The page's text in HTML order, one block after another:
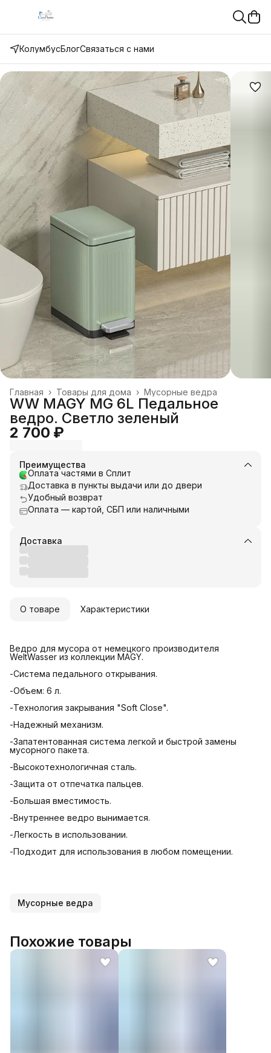
КолумбусБлогСвязаться с нами
Мусорные ведра
Товары для дома ›
Главная ›
WW MAGY MG 6L Педальное
ведро. Светло зеленый
2 700 ₽
Преимущества
Оплата частями в Сплит
Доставка в пункты выдачи или до двери
Удобный возврат
Оплата — картой, СБП или наличными
Доставка
О товаре Характеристики
Ведро для мусора от немецкого производителя
WeltWasser из коллекции MAGY.
-Система педального открывания.
-Объем: 6 л.
-Технология закрывания "Soft Close".
-Надежный механизм.
-Запатентованная система легкой и быстрой замены
мусорного пакета.
-Высокотехнологичная сталь.
-Защита от отпечатка пальцев.
-Большая вместимость.
-Внутреннее ведро вынимается.
-Легкость в использовании.
-Подходит для использования в любом помещении.
Мусорные ведра
Похожие товары